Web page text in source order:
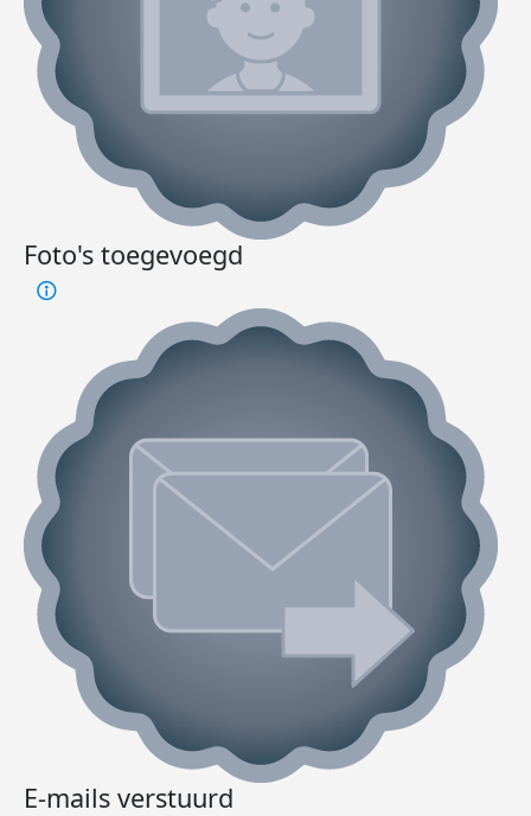
Foto's toegevoegd
E-mails verstuurd